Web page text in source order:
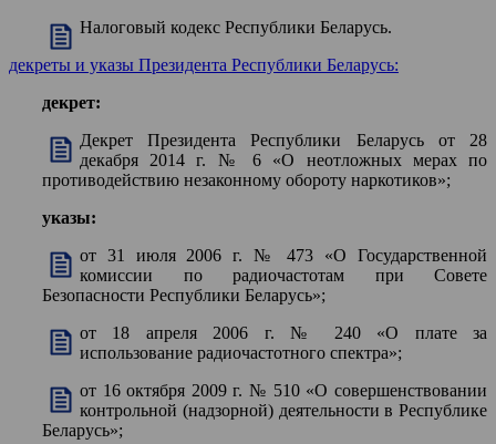
Налоговый кодекс Республики Беларусь.
декреты и указы Президента Республики Беларусь:
декрет:
Декрет Президента Республики Беларусь от 28
декабря 2014 г. № 6 «О неотложных мерах по
противодействию незаконному обороту наркотиков»;
указы:
от 31 июля 2006 г. № 473 «О Государственной
комиссии по радиочастотам при Совете
Безопасности Республики Беларусь»;
от 18 апреля 2006 г. № 240 «О плате за
использование радиочастотного спектра»;
от 16 октября 2009 г. № 510 «О совершенствовании
контрольной (надзорной) деятельности в Республике
Беларусь»;